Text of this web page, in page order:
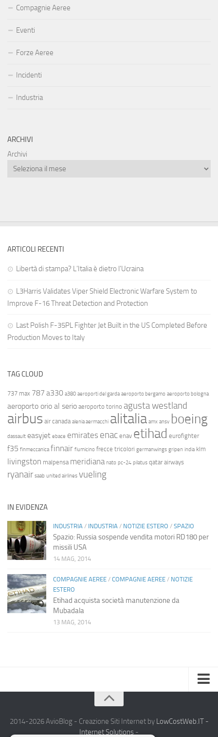
Compagnie Aeree
Eventi
Forze Aeree
Incidenti
Industria
ARCHIVI
Archivi
ARTICOLI RECENTI
Libertà di stampa? L’Italia è dietro l’Ucraina
L3Harris Validates Viper Shield Electronic Warfare System to
Improve F-16 Threat Detection and Protection
Last Polish F-35PL Fighter Jet Built in the US Completed Before
Production Moves to Italy
TAG CLOUD
737 max 787 a330 a380 aeroporti del garda aeroporto bergamo aeroporto bologna
aeroporto orio al serio aeroporto torino agusta westland
airbus air canada alenia aermacchi alitalia amx ansv boeing
dassault easyjet ebace emirates enac enav etihad eurofighter
f35 finmeccanica finnair fiumicino frecce tricolori germanwings gripen india klm
livingston malpensa meridiana nato pc-24 pilatus qatar airways
ryanair saab united airlines vueling
IN EVIDENZA
INDUSTRIA / INDUSTRIA / NOTIZIE ESTERO / SPAZIO
Spazio: Russia sospende vendita motori RD180 per
missili USA
14 MAG, 2014
COMPAGNIE AEREE / COMPAGNIE AEREE / NOTIZIE
ESTERO
Etihad acquista società manutenzione da
Mubadala
13 MAG, 2014
Chi Siamo
2014-2026 AvioBlog - Creazione Siti Internet by LowCostWeb.IT -
Internet Solutions -